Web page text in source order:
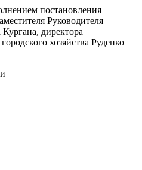
постановления
Руководителя
директора
хозяйства Руденко